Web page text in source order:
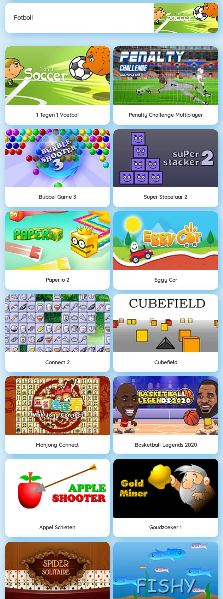
Fotboll
1 Tegen 1 Voetbal Penalty Challenge Multiplayer
Bubbel Game 3 Super Stapelaar 2
Paper.io 2 Eggy Car
Connect 2 Cubefield
Mahjong Connect Basketball Legends 2020
Appel Schieten Goudzoeker 1